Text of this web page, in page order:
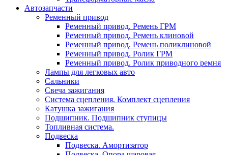
Автозапчасти
Ременный привод
Ременный привод. Ремень ГРМ
Ременный привод. Ремень клиновой
Ременный привод. Ремень поликлиновой
Ременный привод. Ролик ГРМ
Ременный привод. Ролик приводного ремня
Лампы для легковых авто
Сальники
Свеча зажигания
Система сцепления. Комплект сцепления
Катушка зажигания
Подшипник. Подшипник ступицы
Топливная система.
Подвеска
Подвеска. Амортизатор